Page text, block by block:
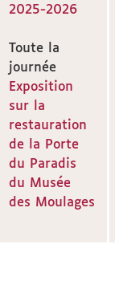
2025-2026
Toute la
journée
Exposition
sur la
restauration
de la Porte
du Paradis
du Musée
des Moulages